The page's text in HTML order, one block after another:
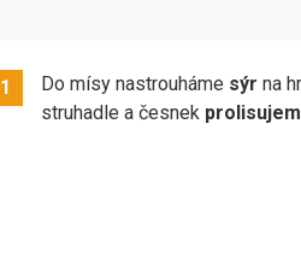
1 Do mísy nastrouháme sýr na
struhadle a česnek